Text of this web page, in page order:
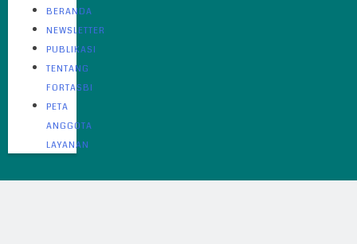
BERANDA
NEWSLETTER
PUBLIKASI
TENTANG
FORTASBI
PETA
ANGGOTA
LAYANAN